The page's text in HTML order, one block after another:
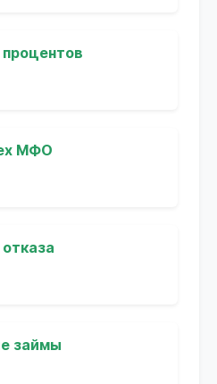
МФО
займы